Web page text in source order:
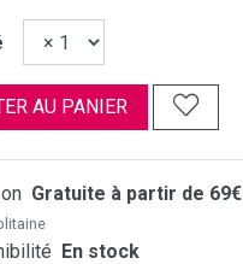
AU PANIER
Gratuite à partir de 69€
En stock